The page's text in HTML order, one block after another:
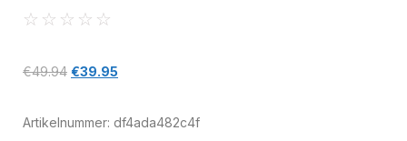
☆ ☆ ☆ ☆ ☆
€49.94 €39.95
Artikelnummer: df4ada482c4f